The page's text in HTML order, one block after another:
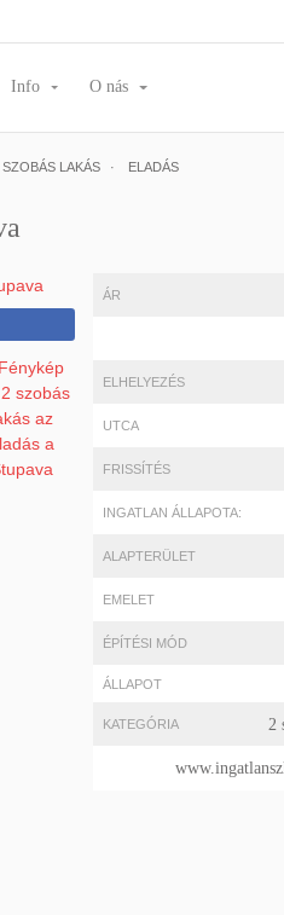
Info O nás
SZOBÁS LAKÁS ELADÁS
ÁR
ELHELYEZÉS
UTCA
FRISSÍTÉS
INGATLAN ÁLLAPOTA:
ALAPTERÜLET
EMELET
ÉPÍTÉSI MÓD
ÁLLAPOT
KATEGÓRIA 2